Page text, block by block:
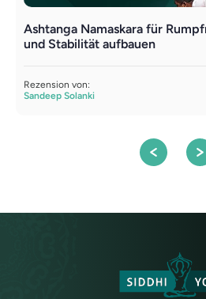
Ashtanga Namaskara für
und Stabilität aufbauen
Rezension von:
Sandeep Solanki